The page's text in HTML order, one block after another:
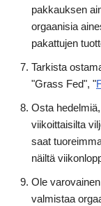
pakkauksen
orgaanisia
pakattujen
Tarkista
"Grass Fed", "
Osta
viikoittaisilta
saat
näiltä
Ole
valmistaa